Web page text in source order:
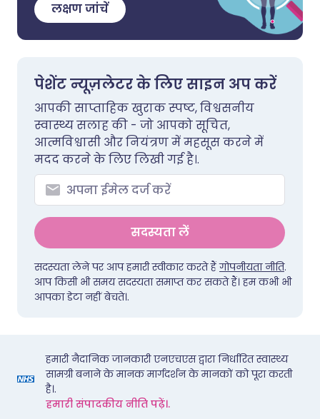
लक्षण जांचें
पेशेंट न्यूज़लेटर के लिए साइन अप करें
आपकी साप्ताहिक खुराक स्पष्ट, विश्वसनीय
स्वास्थ्य सलाह की - जो आपको सूचित,
आत्मविश्वासी और नियंत्रण में महसूस करने में
मदद करने के लिए लिखी गई है।.
सदस्यता लें
सदस्यता लेने पर आप हमारी स्वीकार करते हैंगोपनीयता नीति.
आप किसी भी समय सदस्यता समाप्त कर सकते हैं। हम कभी भी
आपका डेटा नहीं बेचते।.
हमारी नैदानिक जानकारी एनएचएस द्वारा निर्धारित स्वास्थ्य
सामग्री बनाने के मानक मार्गदर्शन के मानकों को पूरा करती
है।.
हमारी संपादकीय नीति पढ़ें।.